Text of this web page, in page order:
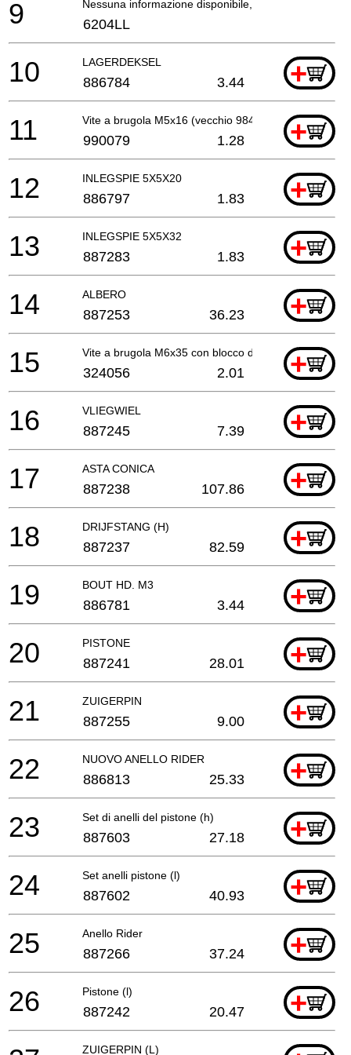
Nessuna informazione disponibile, non ordinabile
9 6204LL
LAGERDEKSEL +
10 886784 3.44
Vite a brugola M5x16 (vecchio 984509) +
11 990079 1.28
INLEGSPIE 5X5X20 +
12 886797 1.83
INLEGSPIE 5X5X32 +
13 887283 1.83
ALBERO +
14 887253 36.23
Vite a brugola M6x35 con blocco di tenuta+
15 324056 2.01
VLIEGWIEL +
16 887245 7.39
ASTA CONICA +
17 887238 107.86
DRIJFSTANG (H) +
18 887237 82.59
BOUT HD. M3 +
19 886781 3.44
PISTONE +
20 887241 28.01
ZUIGERPIN +
21 887255 9.00
NUOVO ANELLO RIDER +
22 886813 25.33
Set di anelli del pistone (h) +
23 887603 27.18
Set anelli pistone (l) +
24 887602 40.93
Anello Rider +
25 887266 37.24
Pistone (l) +
26 887242 20.47
ZUIGERPIN (L)